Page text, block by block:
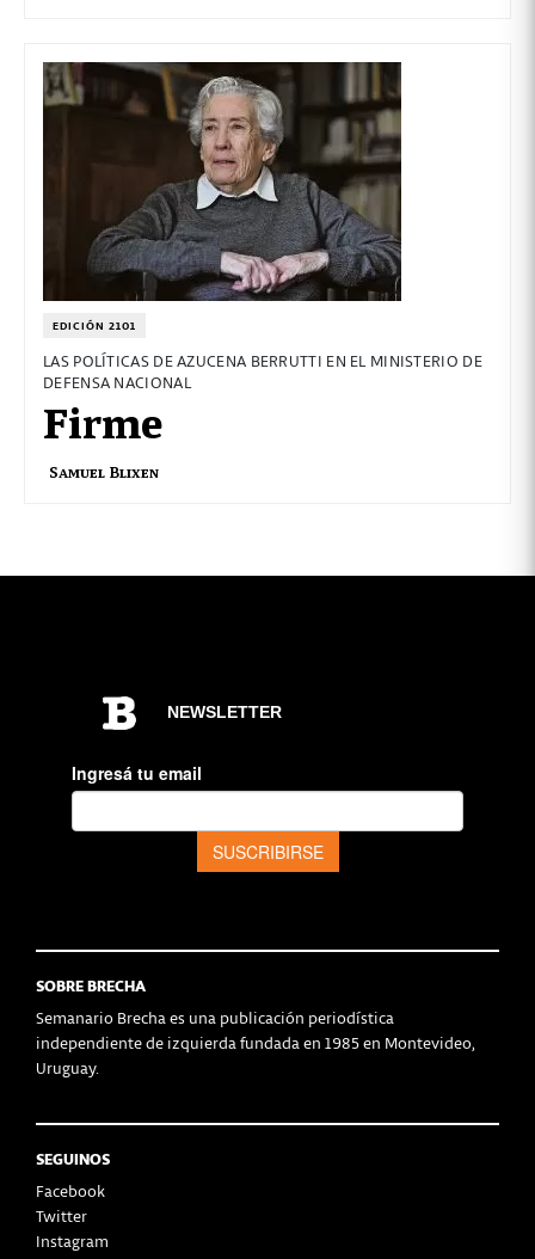
EDICIÓN 2101
LAS POLÍTICAS DE AZUCENA BERRUTTI EN EL MINISTERIO DE
DEFENSA NACIONAL
Firme
Samuel Blixen
SOBRE BRECHA
Semanario Brecha es una publicación periodística
independiente de izquierda fundada en 1985 en Montevideo,
Uruguay.
SEGUINOS
Facebook
Twitter
Instagram